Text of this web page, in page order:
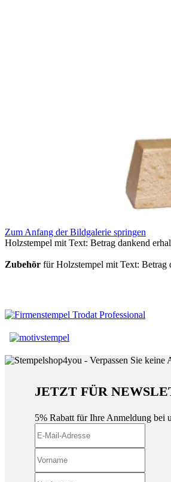
Zum Anfang der Bildgalerie springen
Holzstempel mit Text: Betrag dankend
Zubehör für Holzstempel mit Text: Betrag
JETZT FÜR
5% Rabatt für Ihre Anmeldung bei